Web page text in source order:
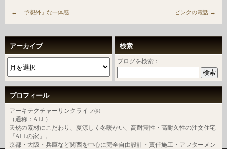
← 「予想外」な一体感 ピンクの電話 →
アーカイブ 検索
ブログを検索：
プロフィール
アーキテクチャーリンクライフ㈱
（通称：ALL）
天然の素材にこだわり、夏涼しく冬暖かい、高耐震性・高耐久性の注文住宅
『ALLの家』。
京都・大阪・兵庫など関西を中心に完全自由設計・責任施工・アフターメン